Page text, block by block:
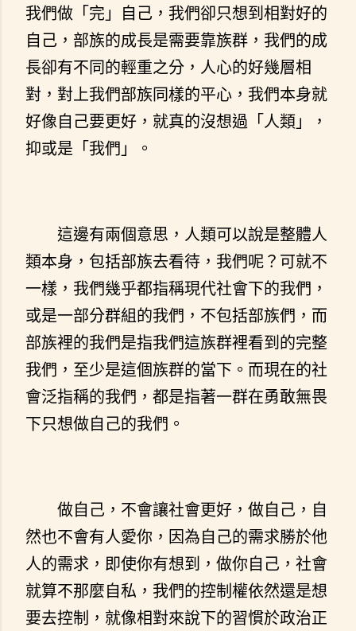
我們做「完」自己，我們卻只想到相對好的
自己，部族的成長是需要靠族群，我們的成
長卻有不同的輕重之分，人心的好幾層相
對，對上我們部族同樣的平心，我們本身就
好像自己要更好，就真的沒想過「人類」，
抑或是「我們」。
這邊有兩個意思，人類可以說是整體人
類本身，包括部族去看待，我們呢？可就不
一樣，我們幾乎都指稱現代社會下的我們，
或是一部分群組的我們，不包括部族們，而
部族裡的我們是指我們這族群裡看到的完整
我們，至少是這個族群的當下。而現在的社
會泛指稱的我們，都是指著一群在勇敢無畏
下只想做自己的我們。
做自己，不會讓社會更好，做自己，自
然也不會有人愛你，因為自己的需求勝於他
人的需求，即使你有想到，做你自己，社會
就算不那麼自私，我們的控制權依然還是想
要去控制，就像相對來說下的習慣於政治正